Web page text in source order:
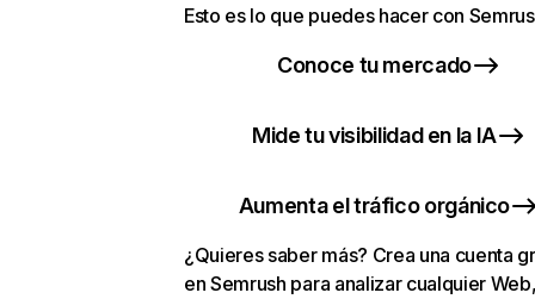
Esto es lo que puedes hacer con
Conoce tu mercado
Mide tu visibilidad en la IA
Aumenta el tráfico orgánico
¿Quieres saber más? Crea una cuenta
en Semrush para analizar cualquier